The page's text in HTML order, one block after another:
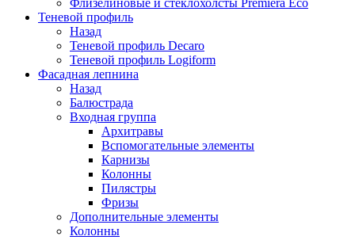
Флизелиновые и стеклохолсты Premiera Eco
Теневой профиль
Назад
Теневой профиль Decaro
Теневой профиль Logiform
Фасадная лепнина
Назад
Балюстрада
Входная группа
Архитравы
Вспомогательные элементы
Карнизы
Колонны
Пилястры
Фризы
Дополнительные элементы
Колонны